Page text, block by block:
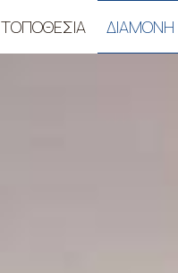
ΤΟΠΟΘΕΣΊΑ ΔΙΑΜΟΝΉ